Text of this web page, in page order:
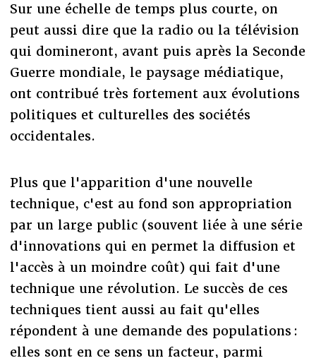
Sur une échelle de temps plus courte, on
peut aussi dire que la radio ou la télévision
qui domineront, avant puis après la Seconde
Guerre mondiale, le paysage médiatique,
ont contribué très fortement aux évolutions
politiques et culturelles des sociétés
occidentales.
Plus que l'apparition d'une nouvelle
technique, c'est au fond son appropriation
par un large public (souvent liée à une série
d'innovations qui en permet la diffusion et
l'accès à un moindre coût) qui fait d'une
technique une révolution. Le succès de ces
techniques tient aussi au fait qu'elles
répondent à une demande des populations :
elles sont en ce sens un facteur, parmi